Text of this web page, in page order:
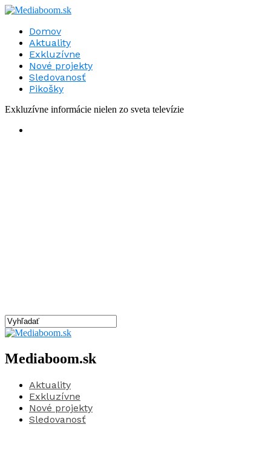
Domov
Aktuality
Exkluzívne
Nové projekty
Sledovanosť
Pikošky
Exkluzívne informácie nielen zo sveta televízie
Mediaboom.sk
Aktuality
Exkluzívne
Nové projekty
Sledovanosť